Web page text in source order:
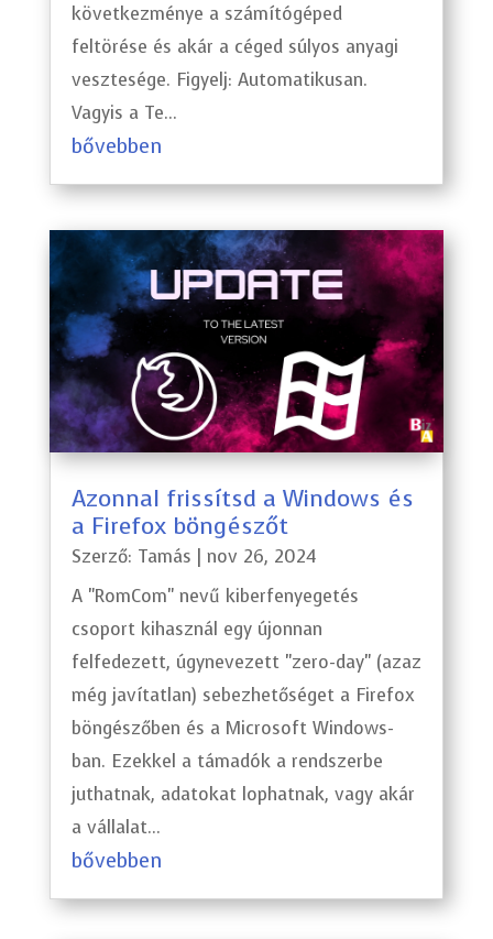
következménye a számítógéped
feltörése és akár a céged súlyos anyagi
vesztesége. Figyelj: Automatikusan.
Vagyis a Te...
bővebben
Azonnal frissítsd a Windows és
a Firefox böngészőt
Szerző: Tamás | nov 26, 2024
A "RomCom" nevű kiberfenyegetés
csoport kihasznál egy újonnan
felfedezett, úgynevezett "zero-day" (azaz
még javítatlan) sebezhetőséget a Firefox
böngészőben és a Microsoft Windows-
ban. Ezekkel a támadók a rendszerbe
juthatnak, adatokat lophatnak, vagy akár
a vállalat...
bővebben